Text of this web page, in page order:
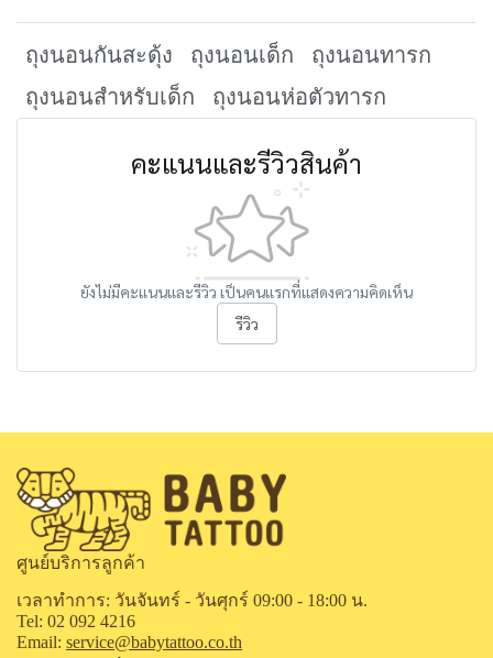
ถุงนอนกันสะดุ้ง ถุงนอนเด็ก
ถุงนอนทารก
ถุงนอนสำหรับเด็ก
ถุงนอนห่อตัวทารก
คะแนนและรีวิวสินค้า
ยังไม่มีคะแนนและรีวิว เป็นคนแรกที่แสดงความคิดเห็น
รีวิว
ศูนย์บริการลูกค้า
เวลาทำการ: วันจันทร์ - วันศุกร์ 09:00 - 18:00 น.
Tel: 02 092 4216
Email: service@babytattoo.co.th